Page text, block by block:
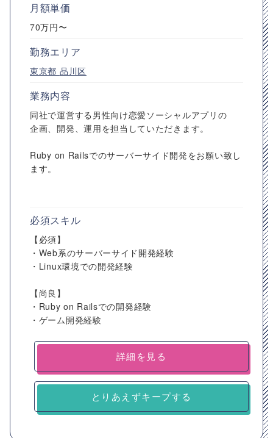
月額単価
70万円〜
勤務エリア
東京都 品川区
業務内容
同社で運営する男性向け恋愛ソーシャルアプリの
企画、開発、運用を担当していただきます。
Ruby on Railsでのサーバーサイド開発をお願い致し
ます。
必須スキル
【必須】
・Web系のサーバーサイド開発経験
・Linux環境での開発経験
【尚良】
・Ruby on Railsでの開発経験
・ゲーム開発経験
詳細を見る
とりあえずキープする